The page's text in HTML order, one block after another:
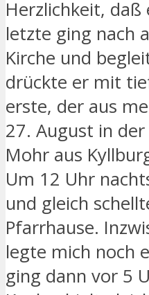
Herzlichkeit,
letzte ging nach
Kirche und
drückte er mit
erste, der aus
27. August in
Mohr aus
Um 12 Uhr
und gleich
Pfarrhause.
legte mich noch
ging dann vor 5